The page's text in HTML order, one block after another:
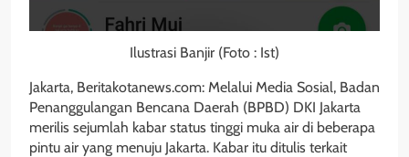
Ilustrasi Banjir (Foto : Ist)
Jakarta, Beritakotanews.com: Melalui Media Sosial, Badan
Penanggulangan Bencana Daerah (BPBD) DKI Jakarta
merilis sejumlah kabar status tinggi muka air di beberapa
pintu air yang menuju Jakarta. Kabar itu ditulis terkait